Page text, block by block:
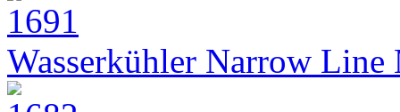
Wasserkühler Narrow